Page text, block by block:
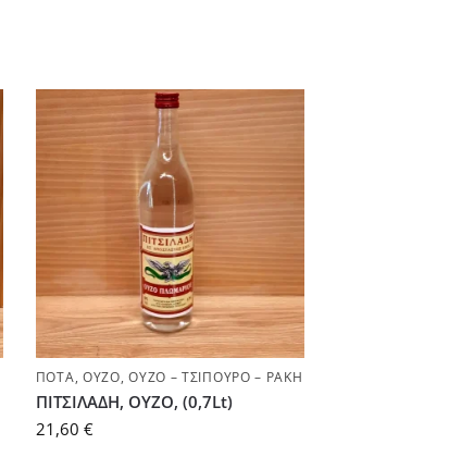
ΠΟΤΆ, ΟΎΖΟ,ΟΎΖΟ – ΤΣΊΠΟΥΡΟ – ΡΑΚΉ
ΠΙΤΣΙΛΑΔΗ, ΟΥΖΟ, (0,7Lt)
21,60 €